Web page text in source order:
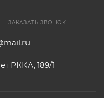
ЗАКАЗАТЬ ЗВОНОК
РККА, 189/1